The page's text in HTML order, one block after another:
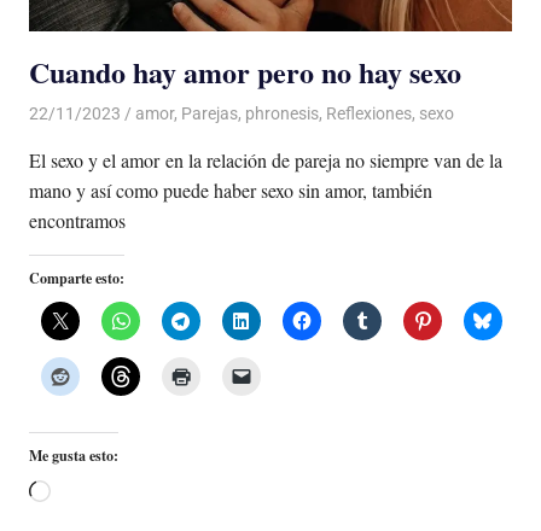
Cuando hay amor pero no hay sexo
22/11/2023 De todo un Poco
amor, Parejas, phronesis, Reflexiones, sexo
El sexo y el amor en la relación de pareja no siempre van de la
mano y así como puede haber sexo sin amor, también
encontramos
Comparte esto:
Me gusta esto:
Cargando...